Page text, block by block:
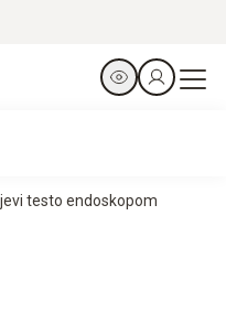
testo endoskopom